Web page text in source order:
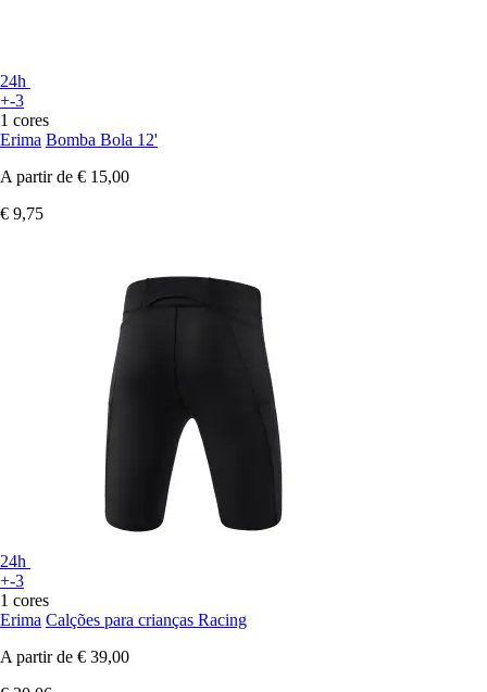
24h
+-3
1 cores
Erima Bomba Bola 12'
A partir de € 15,00
€ 9,75
24h
+-3
1 cores
Erima Calções para crianças Racing
A partir de € 39,00